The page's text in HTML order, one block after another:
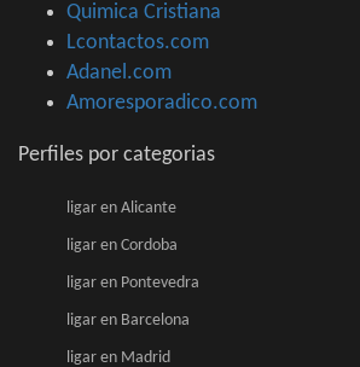
Quimica Cristiana
Lcontactos.com
Adanel.com
Amoresporadico.com
Perfiles por categorias
ligar en Alicante
ligar en Cordoba
ligar en Pontevedra
ligar en Barcelona
ligar en Madrid